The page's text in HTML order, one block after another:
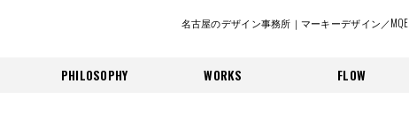
名古屋のデザイン事務所｜マーキーデザイン／MQE
PHILOSOPHY WORKS FLOW